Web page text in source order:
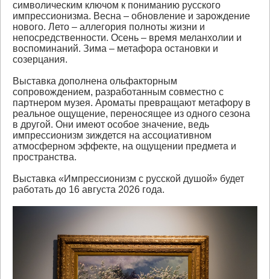
символическим ключом к пониманию русского
импрессионизма. Весна – обновление и зарождение
нового. Лето – аллегория полноты жизни и
непосредственности. Осень – время меланхолии и
воспоминаний. Зима – метафора остановки и
созерцания.
Выставка дополнена ольфакторным
сопровождением, разработанным совместно с
партнером музея. Ароматы превращают метафору в
реальное ощущение, переносящее из одного сезона
в другой. Они имеют особое значение, ведь
импрессионизм зиждется на ассоциативном
атмосферном эффекте, на ощущении предмета и
пространства.
Выставка «Импрессионизм с русской душой» будет
работать до 16 августа 2026 года.